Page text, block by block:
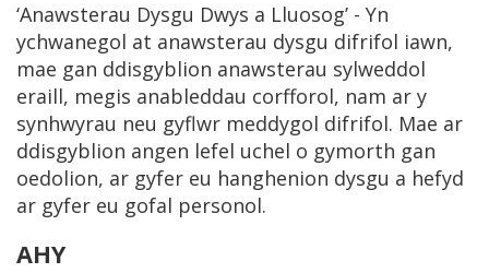
‘Anawsterau Dysgu Dwys a Lluosog’ - Yn
ychwanegol at anawsterau dysgu difrifol iawn,
mae gan ddisgyblion anawsterau sylweddol
eraill, megis anableddau corfforol, nam ar y
synhwyrau neu gyflwr meddygol difrifol. Mae ar
ddisgyblion angen lefel uchel o gymorth gan
oedolion, ar gyfer eu hanghenion dysgu a hefyd
ar gyfer eu gofal personol.
AHY